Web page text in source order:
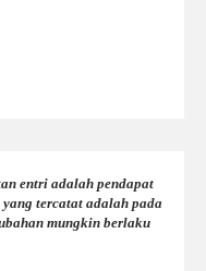
entri adalah pendapat
tercatat adalah pada
mungkin berlaku